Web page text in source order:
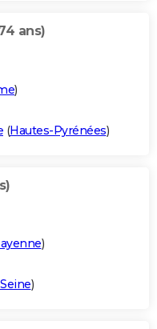
ans)
)
(Hautes-Pyrénées)
)
)